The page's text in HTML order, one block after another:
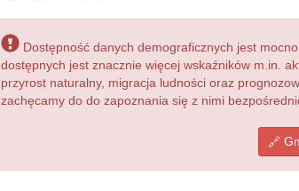
Dostępność danych demograficznych jest
dostępnych jest znacznie więcej wskaźników m.in.
przyrost naturalny, migracja ludności oraz
zachęcamy do do zapoznania się z nimi